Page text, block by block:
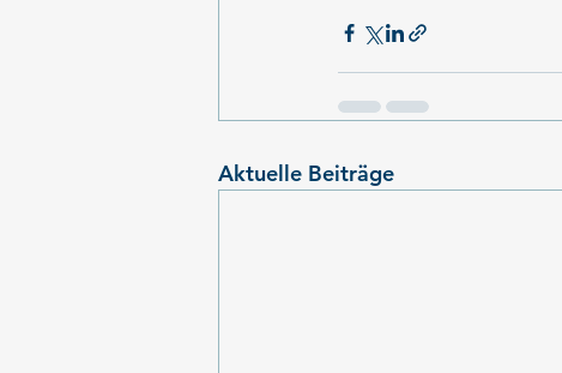
Aktuelle Beiträge